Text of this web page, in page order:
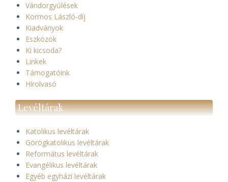
Vándorgyűlések
Kormos László-díj
Kiadványok
Eszközök
Ki kicsoda?
Linkek
Támogatóink
Hírolvasó
Levéltárak
Katolikus levéltárak
Görögkatolikus levéltárak
Református levéltárak
Evangélikus levéltárak
Egyéb egyházi levéltárak